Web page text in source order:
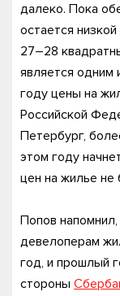
далеко. Пока
остается
27–28
является одним
году цены на
Российской
Петербург,
этом году
цен на жилье не
Попов
девелоперам
год, и прошлый
стороны